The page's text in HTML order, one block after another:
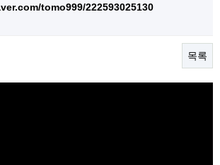
tomo999/222593025130
목록